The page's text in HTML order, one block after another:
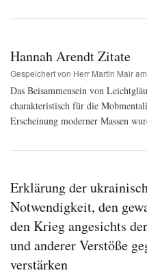
Hannah Arendt Zitate
Gespeichert von Herr Martin Mairam
Das Beisammensein von
charakteristisch für die
Erscheinung moderner Massen
Erklärung der
Notwendigkeit, den
den Krieg angesichts
und anderer Verstöße
verstärken